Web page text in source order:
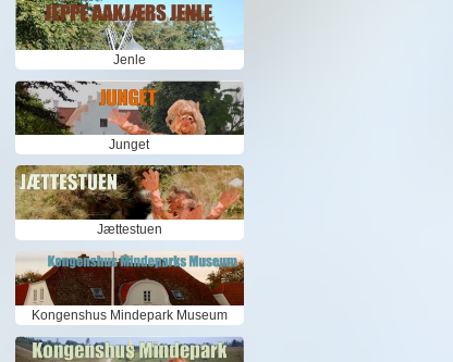
Jenle
Junget
Jættestuen
Kongenshus Mindepark Museum